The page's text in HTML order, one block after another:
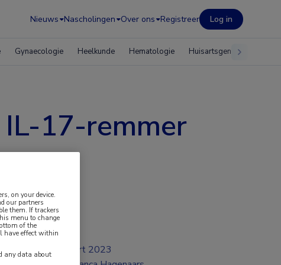
Nieuws Nascholingen Over ons Registreer Log in
Gynaecologie Heelkunde Hematologie Huisartsgeneeskunde
17-remmer
mrt 2023
on your device.
our partners
them. If trackers
menu to change
of the
have effect within
any data about